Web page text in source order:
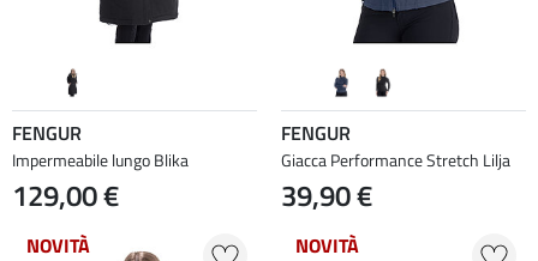
FENGUR
Impermeabile lungo Blika
129,00 €
FENGUR
Giacca Performance Stretch Lilja
39,90 €
NOVITÀ NOVITÀ